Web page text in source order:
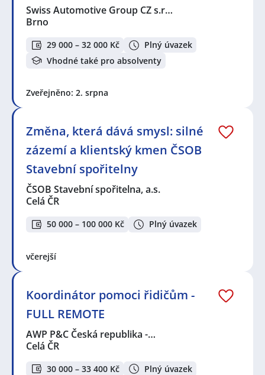
Swiss Automotive Group CZ s.r…
Brno
29 000 – 32 000 Kč
Plný úvazek
Vhodné také pro absolventy
Zveřejněno: 2. srpna
Změna, která dává smysl: silné
zázemí a klientský kmen ČSOB
Stavební spořitelny
ČSOB Stavební spořitelna, a.s.
Celá ČR
50 000 – 100 000 Kč Plný úvazek
včerejší
Koordinátor pomoci řidičům -
FULL REMOTE
AWP P&C Česká republika -…
Celá ČR
30 000 – 33 400 Kč Plný úvazek